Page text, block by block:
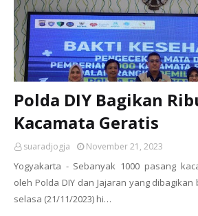
Polda DIY Bagikan
Kacamata Geratis
suaradjogja November 21, 2023
Yogyakarta - Sebanyak 1000 pasang
oleh Polda DIY dan Jajaran yang
selasa (21/11/2023) hi…